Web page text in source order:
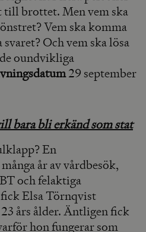
till brottet. Men vem ska
Vem ska komma
Och vem ska lösa
oundvikliga
29 september
bara bli erkänd som stat
En
år av vårdbesök,
och felaktiga
Elsa Törnqvist
års ålder. Äntligen fick
hon fungerar som